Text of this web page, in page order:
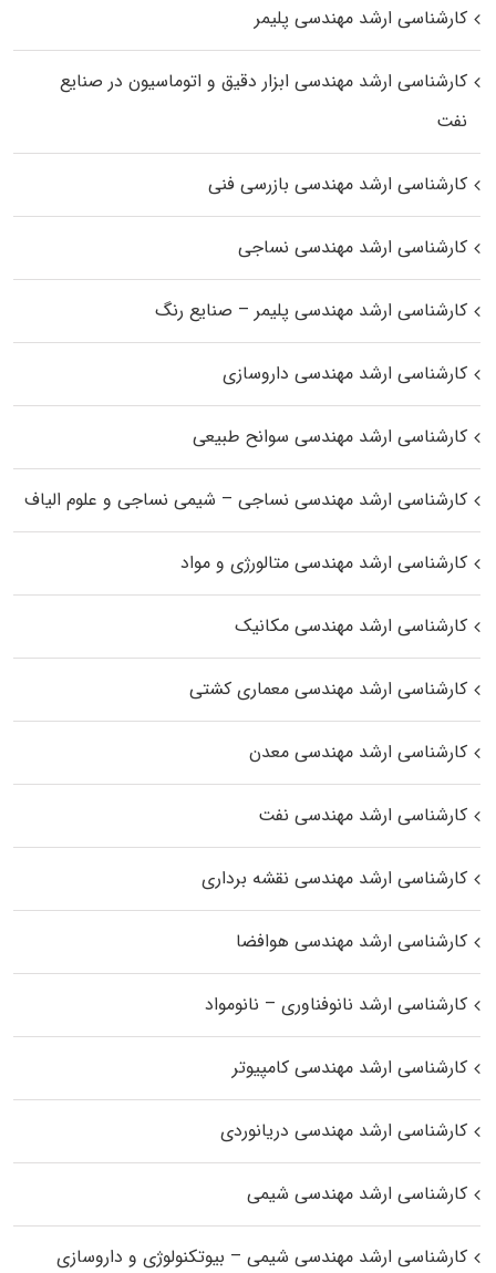
کارشناسی ارشد مهندسی پلیمر
کارشناسی ارشد مهندسی ابزار دقیق و اتوماسیون در صنایع
نفت
کارشناسی ارشد مهندسی بازرسی فنی
کارشناسی ارشد مهندسی نساجی
کارشناسی ارشد مهندسی پلیمر – صنایع رنگ
کارشناسی ارشد مهندسی داروسازی
کارشناسی ارشد مهندسی سوانح طبیعی
کارشناسی ارشد مهندسی نساجی – شیمی نساجی و علوم الیاف
کارشناسی ارشد مهندسی متالورژی و مواد
کارشناسی ارشد مهندسی مکانیک
کارشناسی ارشد مهندسی معماری کشتی
کارشناسی ارشد مهندسی معدن
کارشناسی ارشد مهندسی نفت
کارشناسی ارشد مهندسی نقشه برداری
کارشناسی ارشد مهندسی هوافضا
کارشناسی ارشد نانوفناوری – نانومواد
کارشناسی ارشد مهندسی کامپیوتر
کارشناسی ارشد مهندسی دریانوردی
کارشناسی ارشد مهندسی شیمی
کارشناسی ارشد مهندسی شیمی – بیوتکنولوژی و داروسازی